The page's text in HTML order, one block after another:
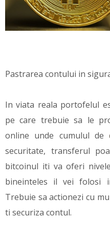
Pastrarea contului in
In viata reala portofelul
pe care trebuie sa le
online unde cumulul de
securitate, transferul
bitcoinul iti va oferi
bineinteles il vei folosi
Trebuie sa actionezi cu
ti securiza contul.